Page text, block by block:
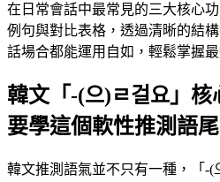
在日常會話中最常見的三大核心
例句與對比表格，透過清晰的結
話場合都能運用自如，輕鬆掌握
韓文「-(으)ㄹ걸요」
要學這個軟性推測語尾
韓文推測語氣並不只有一種，「-(